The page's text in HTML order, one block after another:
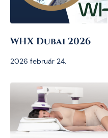
WHX Dubai 2026
2026 február 24.